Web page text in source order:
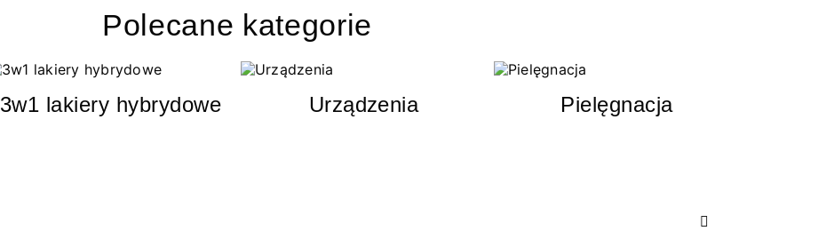
Polecane kategorie
3w1 lakiery hybrydowe Urządzenia Pielęgnacja